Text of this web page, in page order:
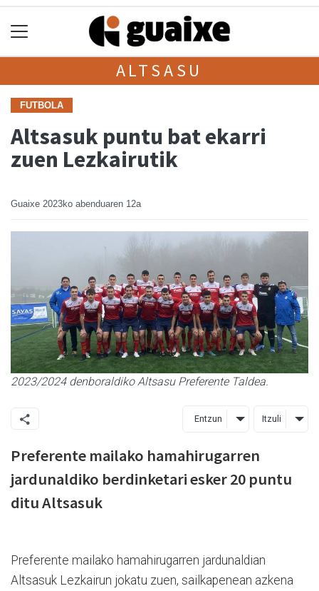
ALTSASU
FUTBOLA
Altsasuk puntu bat ekarri
zuen Lezkairutik
Guaixe 2023ko abenduaren 12a
2023/2024 denboraldiko Altsasu Preferente Taldea.
Entzun Itzuli
Preferente mailako hamahirugarren
jardunaldiko berdinketari esker 20 puntu
ditu Altsasuk
Preferente mailako hamahirugarren jardunaldian
Altsasuk Lezkairun jokatu zuen, sailkapenean azkena